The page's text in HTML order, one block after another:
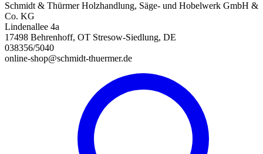
Schmidt & Thürmer Holzhandlung, Säge- und Hobelwerk GmbH &
Co. KG
Lindenallee 4a
17498 Behrenhoff, OT Stresow-Siedlung, DE
038356/5040
online-shop@schmidt-thuermer.de